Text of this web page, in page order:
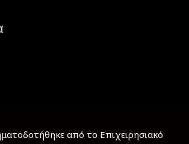
από το Επιχειρησιακό